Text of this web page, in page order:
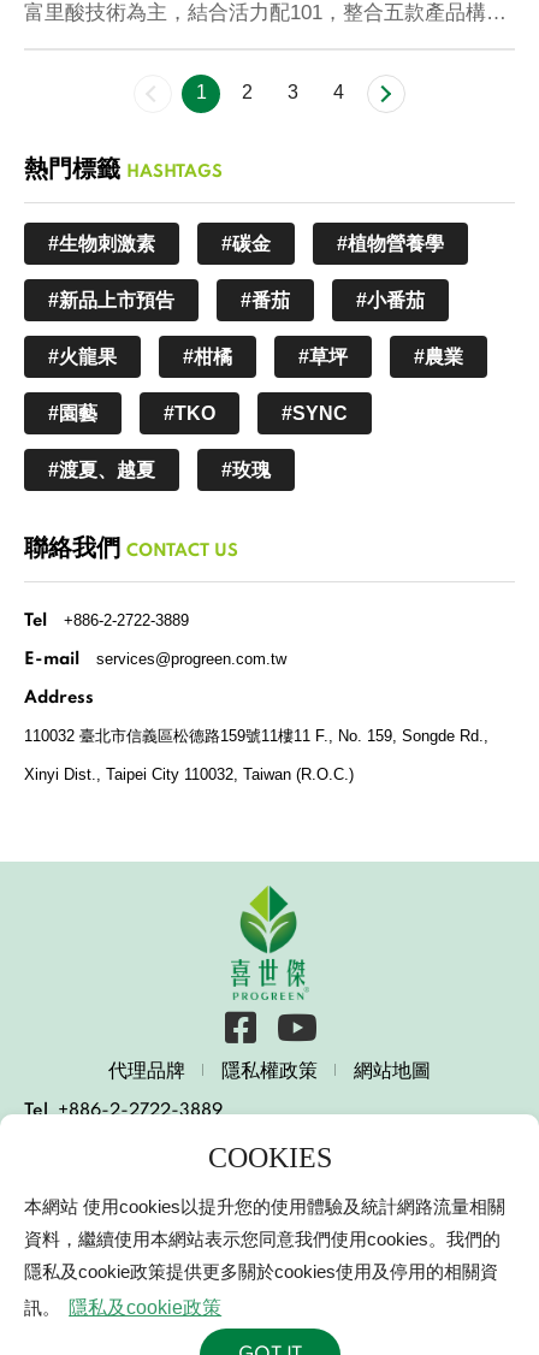
本網站 使用cookies以提升您的使用體驗及統計網路流量相關
資料，繼續使用本網站表示您同意我們使用cookies。我們的
隱私及cookie政策提供更多關於cookies使用及停用的相關資
訊。
隱私及cookie政策
富里酸技術為主，結合活力配101，整合五款產品構成
「解毒、活化、穩定」三層修復機制，從根源改善土壤
疲勞，重建健康根圈與微生態平衡
1 2 3 4
熱門標籤 HASHTAGS
#生物刺激素 #碳金 #植物營養學
#新品上市預告 #番茄 #小番茄
#火龍果 #柑橘 #草坪 #農業
#園藝 #TKO #SYNC
#渡夏、越夏 #玫瑰
聯絡我們 CONTACT US
Tel +886-2-2722-3889
E-mail services@progreen.com.tw
Address
110032 臺北市信義區松德路159號11樓11 F., No. 159, Songde Rd.,
Xinyi Dist., Taipei City 110032, Taiwan (R.O.C.)
代理品牌 隱私權政策 網站地圖
Tel +886-2-2722-3889
15 F., No. 10, Sec. 1, Beixin Rd., Xindian Dist., New
Taipei City 231003, Taiwan (R.O.C.)
© 2000-2021 Progreen International Co.
喜世傑興業有限公司 網頁設計